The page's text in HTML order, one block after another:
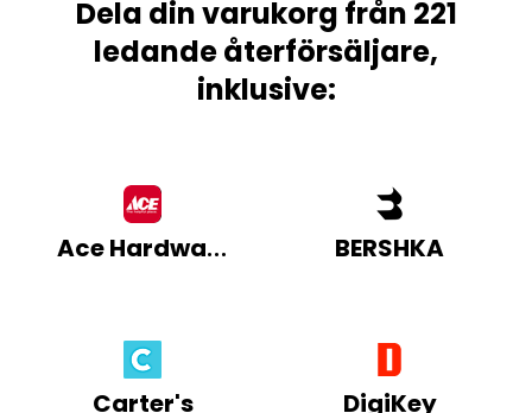
Dela din varukorg från 221
ledande återförsäljare,
inklusive:
Ace Hardware BERSHKA
Carter's DigiKey